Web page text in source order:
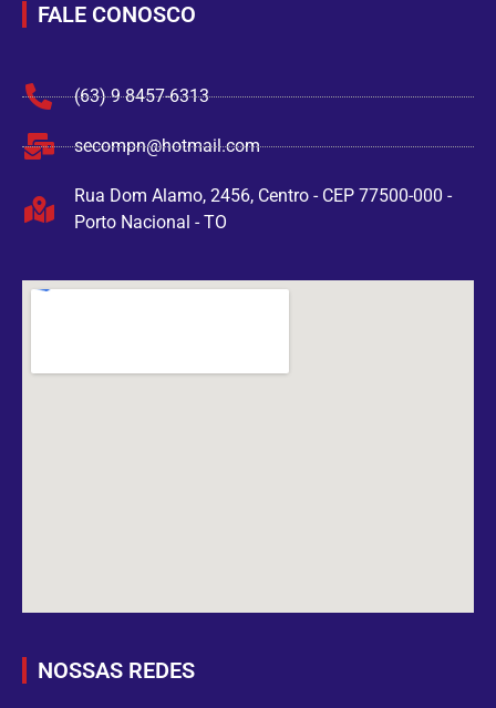
FALE CONOSCO
(63) 9 8457-6313
secompn@hotmail.com
Rua Dom Alamo, 2456, Centro - CEP 77500-000 -
Porto Nacional - TO
NOSSAS REDES